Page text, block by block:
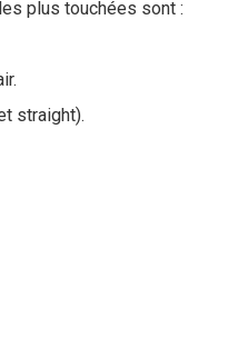
plus touchées sont :
straight).